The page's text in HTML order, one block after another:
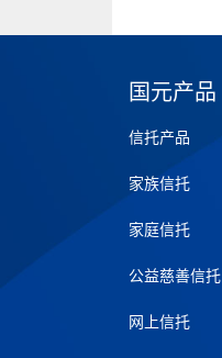
国元产品
信托产品
家族信托
家庭信托
公益慈善信托
网上信托